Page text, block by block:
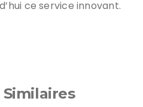
ce service innovant.